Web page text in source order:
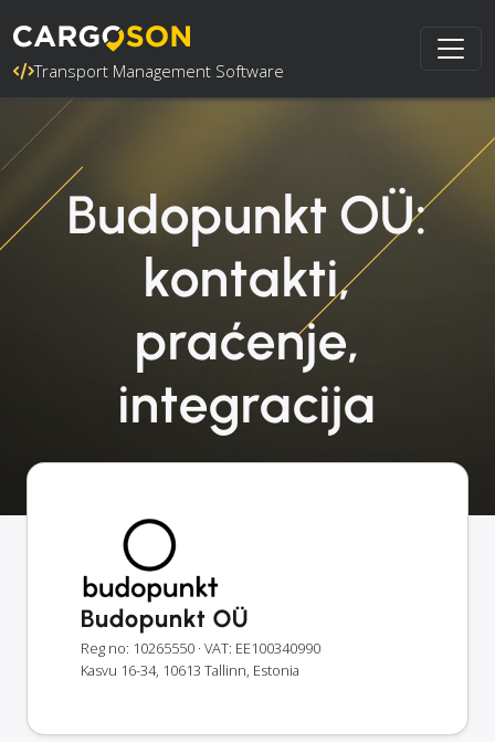
Transport Management Software
Budopunkt OÜ:
kontakti,
praćenje,
integracija
Budopunkt OÜ
Reg no: 10265550 · VAT: EE100340990
Kasvu 16-34, 10613 Tallinn, Estonia